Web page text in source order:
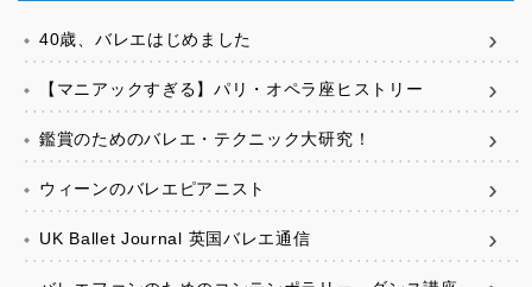
40歳、バレエはじめました
【マニアックすぎる】パリ・オペラ座ヒストリー
鑑賞のためのバレエ・テクニック大研究！
ウィーンのバレエピアニスト
UK Ballet Journal 英国バレエ通信